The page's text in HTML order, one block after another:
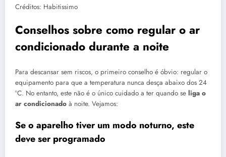
Créditos: Habitissimo
Conselhos sobre como regular o ar
condicionado durante a noite
Para descansar sem riscos, o primeiro conselho é óbvio: regular o
equipamento para que a temperatura nunca desça abaixo dos 24
ºC. No entanto, este não é o único cuidado a ter quando se liga o
ar condicionado à noite. Vejamos:
Se o aparelho tiver um modo noturno, este
deve ser programado